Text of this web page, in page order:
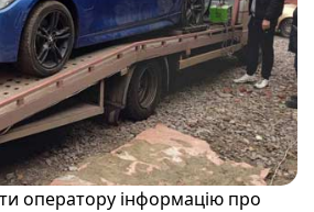
оператору інформацію про